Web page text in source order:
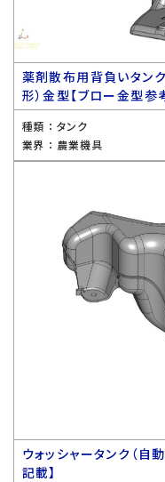
薬剤散布用背負いタン
形）金型【ブロー金型参
種類 ： タンク
業界 ： 農業機具
ウォッシャータンク（
記載】